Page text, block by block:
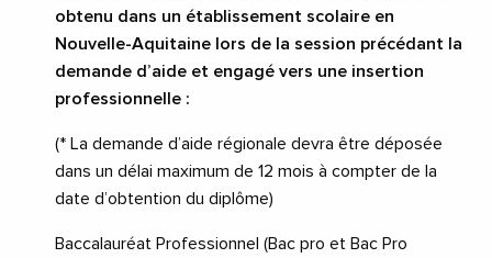
obtenu dans un établissement scolaire en
Nouvelle-Aquitaine lors de la session précédant la
demande d’aide et engagé vers une insertion
professionnelle :
(* La demande d’aide régionale devra être déposée
dans un délai maximum de 12 mois à compter de la
date d’obtention du diplôme)
Baccalauréat Professionnel (Bac pro et Bac Pro